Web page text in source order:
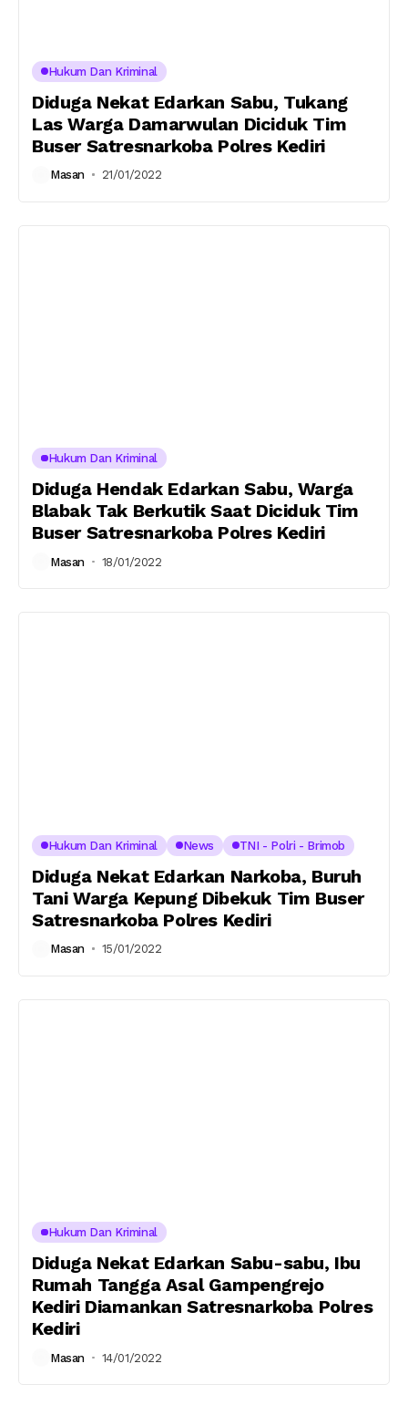
Hukum Dan Kriminal
Diduga Nekat Edarkan Sabu, Tukang
Las Warga Damarwulan Diciduk Tim
Buser Satresnarkoba Polres Kediri
Masan 21/01/2022
Hukum Dan Kriminal
Diduga Hendak Edarkan Sabu, Warga
Blabak Tak Berkutik Saat Diciduk Tim
Buser Satresnarkoba Polres Kediri
Masan 18/01/2022
Hukum Dan Kriminal News TNI - Polri - Brimob
Diduga Nekat Edarkan Narkoba, Buruh
Tani Warga Kepung Dibekuk Tim Buser
Satresnarkoba Polres Kediri
Masan 15/01/2022
Hukum Dan Kriminal
Diduga Nekat Edarkan Sabu-sabu, Ibu
Rumah Tangga Asal Gampengrejo
Kediri Diamankan Satresnarkoba Polres
Kediri
Masan 14/01/2022